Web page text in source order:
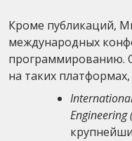
Кроме публикаций,
международных
программированию.
на таких платформах,
Engineering